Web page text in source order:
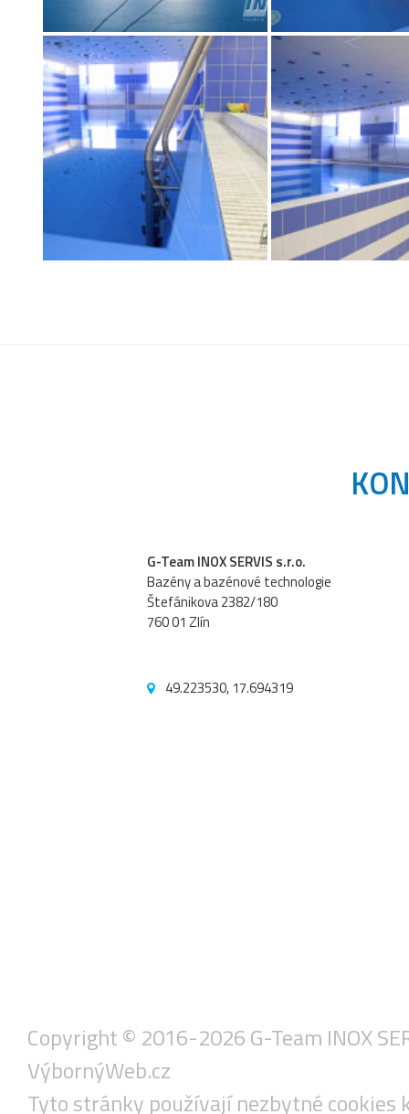
G-Team INOX SERVIS s.r.o.
Bazény a bazénové technologie
Štefánikova 2382/180
760 01 Zlín
49.223530, 17.694319
Copyright © 2016-2026 G-Team INOX
VýbornýWeb.cz
Tyto stránky používají nezbytné cookies